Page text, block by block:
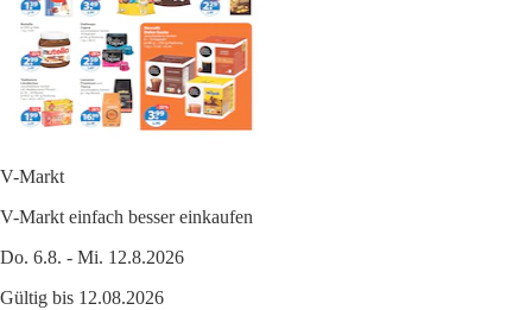
V-Markt
V-Markt einfach besser einkaufen
Do. 6.8. - Mi. 12.8.2026
Gültig bis 12.08.2026